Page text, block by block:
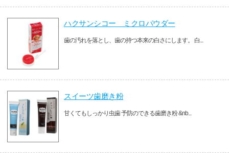
ハクサンシコー ミクロパウダー
歯の汚れを落とし、歯の持つ本来の白さにします。 白...
スイーツ歯磨き粉
甘くてもしっかり虫歯 予防のできる歯磨き粉 &nb...